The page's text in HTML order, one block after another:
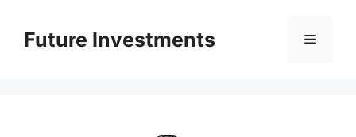
вмістуFuture Investments Меню